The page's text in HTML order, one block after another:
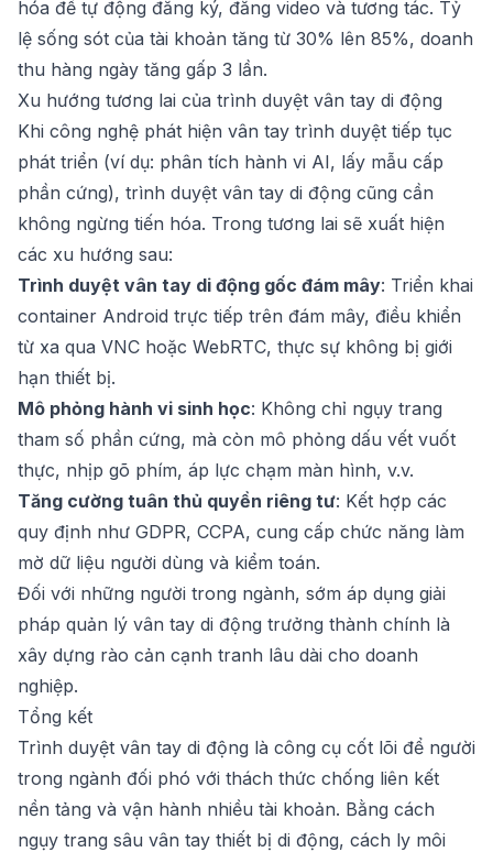
hóa để tự động đăng ký, đăng video và tương tác. Tỷ
lệ sống sót của tài khoản tăng từ 30% lên 85%, doanh
thu hàng ngày tăng gấp 3 lần.
Xu hướng tương lai của trình duyệt vân tay di động
Khi công nghệ phát hiện vân tay trình duyệt tiếp tục
phát triển (ví dụ: phân tích hành vi AI, lấy mẫu cấp
phần cứng), trình duyệt vân tay di động cũng cần
không ngừng tiến hóa. Trong tương lai sẽ xuất hiện
các xu hướng sau:
Trình duyệt vân tay di động gốc đám mây: Triển khai
container Android trực tiếp trên đám mây, điều khiển
từ xa qua VNC hoặc WebRTC, thực sự không bị giới
hạn thiết bị.
Mô phỏng hành vi sinh học: Không chỉ ngụy trang
tham số phần cứng, mà còn mô phỏng dấu vết vuốt
thực, nhịp gõ phím, áp lực chạm màn hình, v.v.
Tăng cường tuân thủ quyền riêng tư: Kết hợp các
quy định như GDPR, CCPA, cung cấp chức năng làm
mờ dữ liệu người dùng và kiểm toán.
Đối với những người trong ngành, sớm áp dụng giải
pháp quản lý vân tay di động trưởng thành chính là
xây dựng rào cản cạnh tranh lâu dài cho doanh
nghiệp.
Tổng kết
Trình duyệt vân tay di động là công cụ cốt lõi để người
trong ngành đối phó với thách thức chống liên kết
nền tảng và vận hành nhiều tài khoản. Bằng cách
ngụy trang sâu vân tay thiết bị di động, cách ly môi